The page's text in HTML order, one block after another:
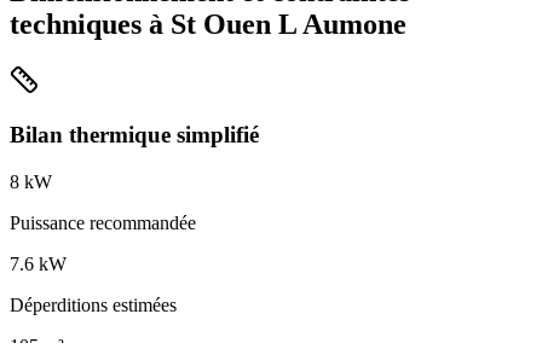
techniques à St Ouen L Aumone
Bilan thermique simplifié
8 kW
Puissance recommandée
7.6 kW
Déperditions estimées